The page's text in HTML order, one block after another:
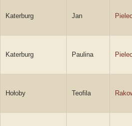
Katerburg Jan
Katerburg Paulina
Hołoby Teofila